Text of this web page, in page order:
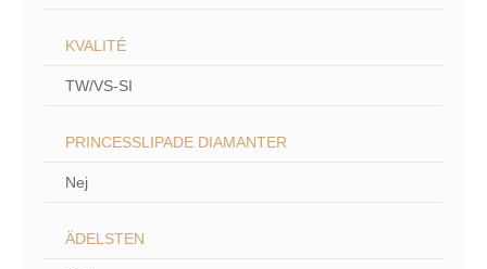
KVALITÉ
TW/VS-SI
PRINCESSLIPADE DIAMANTER
Nej
ÄDELSTEN